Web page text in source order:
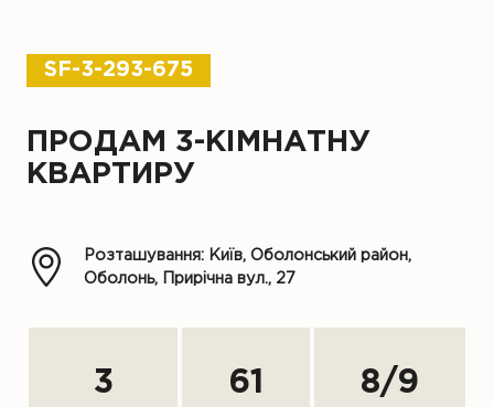
SF-3-293-675
ПРОДАМ 3-КІМНАТНУ
КВАРТИРУ
Розташування: Київ, Оболонський район,
Оболонь, Прирічна вул., 27
3 61 8/9